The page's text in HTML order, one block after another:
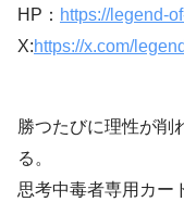
HP： https://legend-
X:https://x.com/
勝つたびに理性が削
る。
思考中毒者専用カー